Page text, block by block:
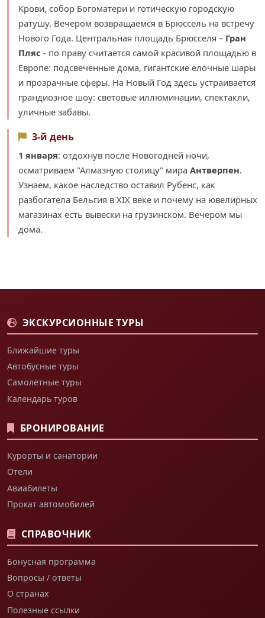
Крови, собор Богоматери и готическую городскую
ратушу. Вечером возвращаемся в Брюссель на встречу
Нового Года. Центральная площадь Брюсселя – Гран
Пляс - по праву считается самой красивой площадью в
Европе: подсвеченные дома, гигантские ёлочные шары
и прозрачные сферы. На Новый Год здесь устраивается
грандиозное шоу: световые иллюминации, спектакли,
уличные забавы.
3-й день
1 января: отдохнув после Новогодней ночи,
осматриваем "Алмазную столицу" мира Антверпен.
Узнаем, какое наследство оставил Рубенс, как
разбогатела Бельгия в XIX веке и почему на ювелирных
магазинах есть вывески на грузинском. Вечером мы
дома.
ЭКСКУРСИОННЫЕ ТУРЫ
Ближайшие туры
Автобусные туры
Самолётные туры
Календарь туров
БРОНИРОВАНИЕ
Курорты и санатории
Отели
Авиабилеты
Прокат автомобилей
СПРАВОЧНИК
Бонусная программа
Вопросы / ответы
О странах
Полезные ссылки